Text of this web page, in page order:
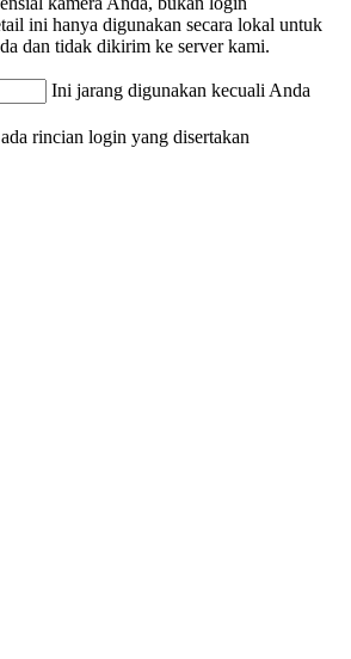
ini hanya digunakan secara lokal untuk
dan tidak dikirim ke server kami.
Ini jarang digunakan kecuali Anda
rincian login yang disertakan